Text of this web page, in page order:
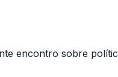
encontro sobre